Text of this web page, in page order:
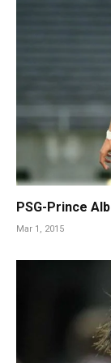
PSG-Prince
Mar 1, 2015